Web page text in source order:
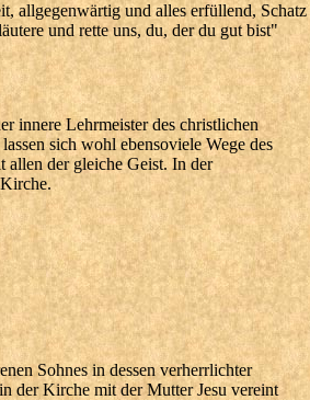
allgegenwärtig und alles erfüllend, Schatz
und rette uns, du, der du gut bist"
innere Lehrmeister des christlichen
sich wohl ebensoviele Wege des
allen der gleiche Geist. In der
Sohnes in dessen verherrlichter
der Kirche mit der Mutter Jesu vereint